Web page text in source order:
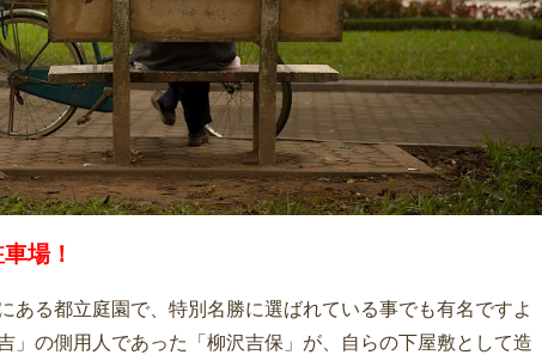
場！
ある都立庭園で、特別名勝に選ばれている事でも有名ですよ
」の側用人であった「柳沢吉保」が、自らの下屋敷として造